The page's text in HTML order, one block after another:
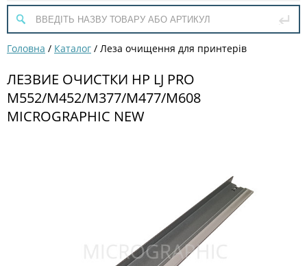
Головна / Каталог / Леза очищення для принтерів
ЛЕЗВИЕ ОЧИСТКИ HP LJ PRO
M552/M452/M377/M477/M608
MICROGRAPHIC NEW